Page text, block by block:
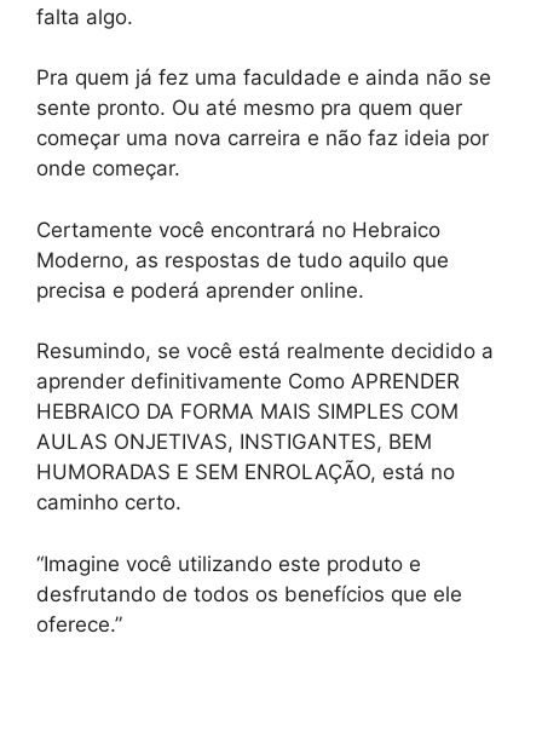
falta algo.
Pra quem já fez uma faculdade e ainda não se
sente pronto. Ou até mesmo pra quem quer
começar uma nova carreira e não faz ideia por
onde começar.
Certamente você encontrará no Hebraico
Moderno, as respostas de tudo aquilo que
precisa e poderá aprender online.
Resumindo, se você está realmente decidido a
aprender definitivamente Como APRENDER
HEBRAICO DA FORMA MAIS SIMPLES COM
AULAS ONJETIVAS, INSTIGANTES, BEM
HUMORADAS E SEM ENROLAÇÃO, está no
caminho certo.
“Imagine você utilizando este produto e
desfrutando de todos os benefícios que ele
oferece.”